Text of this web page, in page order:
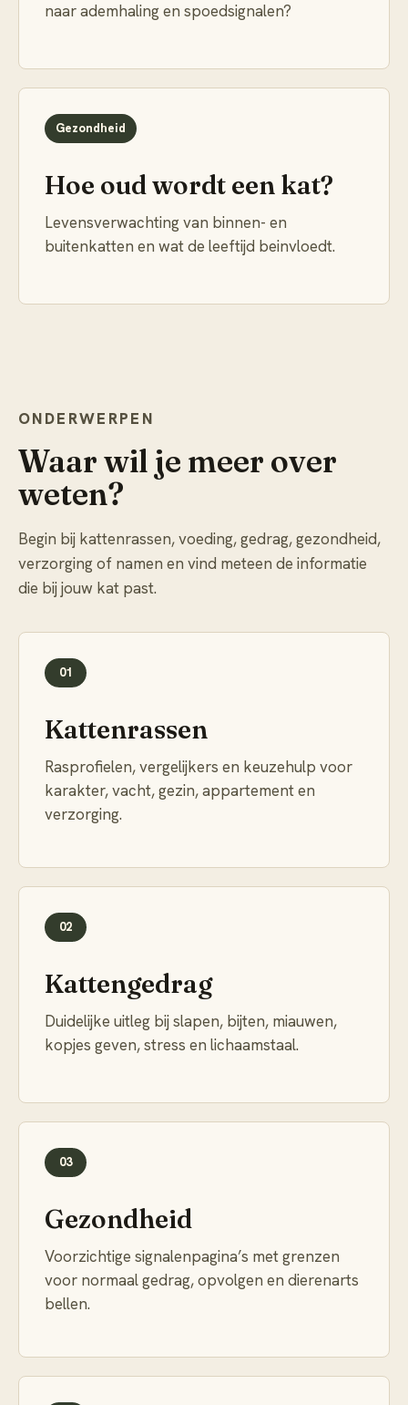
naar ademhaling en spoedsignalen?
Gezondheid
Hoe oud wordt een kat?
Levensverwachting van binnen- en
buitenkatten en wat de leeftijd beinvloedt.
ONDERWERPEN
Waar wil je meer over
weten?
Begin bij kattenrassen, voeding, gedrag, gezondheid,
verzorging of namen en vind meteen de informatie
die bij jouw kat past.
01
Kattenrassen
Rasprofielen, vergelijkers en keuzehulp voor
karakter, vacht, gezin, appartement en
verzorging.
02
Kattengedrag
Duidelijke uitleg bij slapen, bijten, miauwen,
kopjes geven, stress en lichaamstaal.
03
Gezondheid
Voorzichtige signalenpagina’s met grenzen
voor normaal gedrag, opvolgen en dierenarts
bellen.